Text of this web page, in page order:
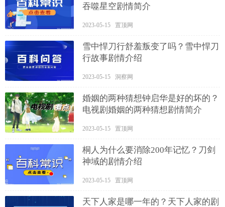
吞噬星空剧情简介
2023-05-15 置顶网
雪中悍刀行舒羞叛变了吗？雪中悍刀
行故事剧情介绍
2023-05-15 洞察网
婚姻的两种猜想钟启华是好的坏的？
电视剧婚姻的两种猜想剧情简介
2023-05-15 置顶网
桐人为什么要消除200年记忆？刀剑
神域的剧情介绍
2023-05-15 置顶网
天下人家是哪一年的？天下人家的剧